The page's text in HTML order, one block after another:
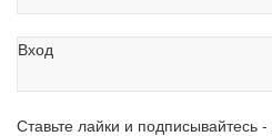
Вход
Ставьте лайки и подписывайтесь -